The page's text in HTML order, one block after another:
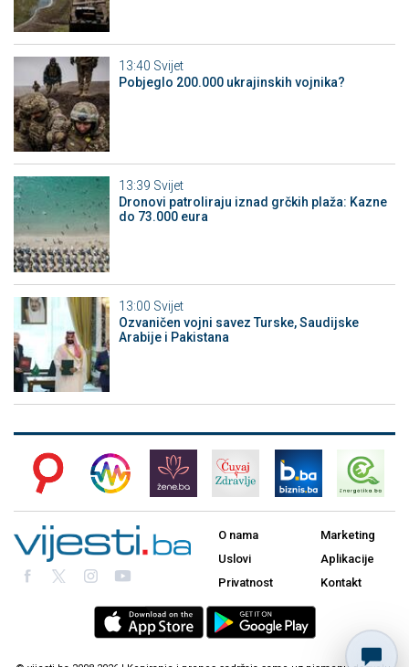
13:40 Svijet
Pobjeglo 200.000 ukrajinskih vojnika?
13:39 Svijet
Dronovi patroliraju iznad grčkih plaža: Kazne
do 73.000 eura
13:00 Svijet
Ozvaničen vojni savez Turske, Saudijske
Arabije i Pakistana
O nama
Uslovi
Privatnost
Marketing
Aplikacije
Kontakt